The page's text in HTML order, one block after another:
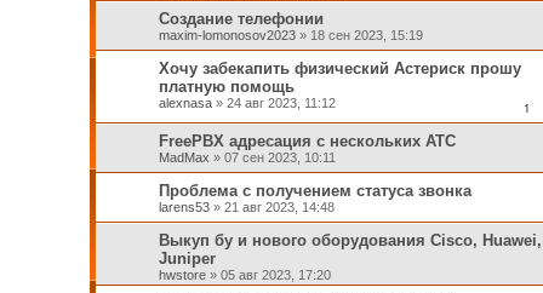
Создание телефонии
maxim-lomonosov2023» 18 сен 2023, 15:19
Хочу забекапить физический Астериск прошу
платную помощь
alexnasa» 24 авг 2023, 11:12 1
FreePBX адресация с нескольких АТС
MadMax » 07 сен 2023, 10:11
Проблема с получением статуса звонка
larens53» 21 авг 2023, 14:48
Выкуп бу и нового оборудования Cisco, Huawei,
Juniper
hwstore» 05 авг 2023, 17:20